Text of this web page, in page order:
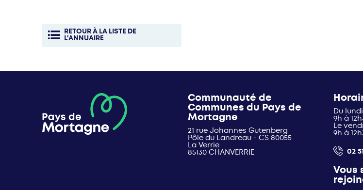
RETOUR À LA LISTE DE
L'ANNUAIRE
Communauté de
Communes du Pays de
Mortagne
21 rue Johannes Gutenberg
Pôle du Landreau - CS 80055
La Verrie
85130 CHANVERRIE
Du
9h à
Le
9h à
02
Vous